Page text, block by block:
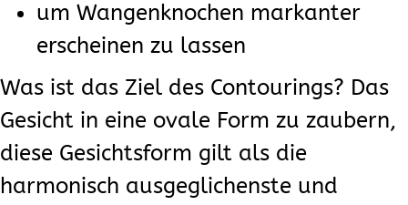
um Wangenknochen markanter
erscheinen zu lassen
Was ist das Ziel des Contourings? Das
Gesicht in eine ovale Form zu zaubern,
diese Gesichtsform gilt als die
harmonisch ausgeglichenste und